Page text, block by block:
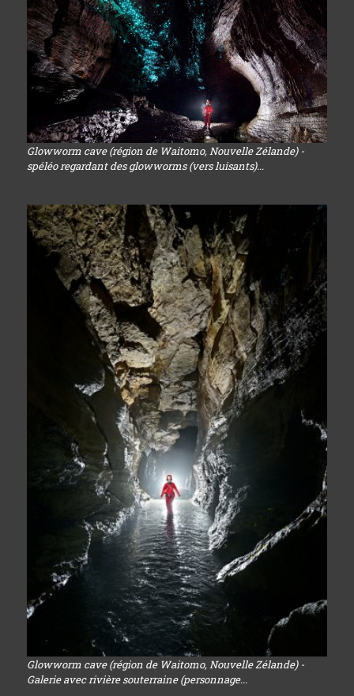
Glowworm cave (région de Waitomo, Nouvelle Zélande) -
spéléo regardant des glowworms (vers luisants)...
Glowworm cave (région de Waitomo, Nouvelle Zélande) -
Galerie avec rivière souterraine (personnage...